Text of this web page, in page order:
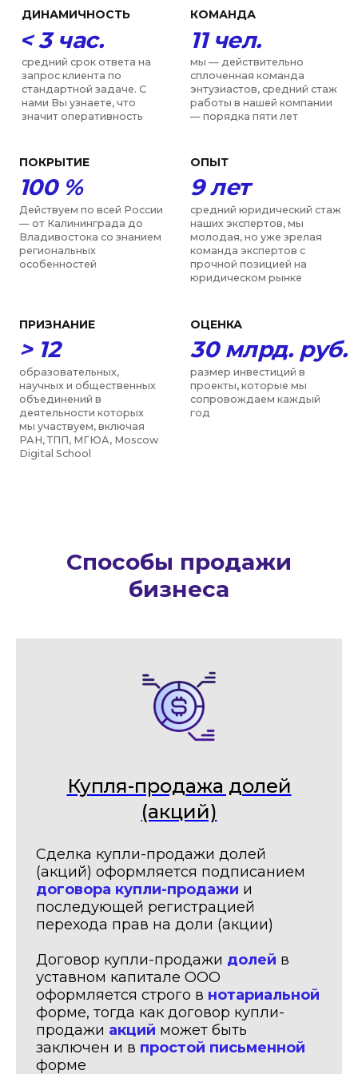
Способы продажи
бизнеса
Купля-продажа долей
(акций)
Сделка купли-продажи долей
(акций) оформляется подписанием
договора купли-продажи и
последующей регистрацией
перехода прав на доли (акции)
Договор купли-продажи долей в
уставном капитале ООО
оформляется строго в нотариальной
форме, тогда как договор купли-
продажи акций может быть
заключен и в простой письменной
форме